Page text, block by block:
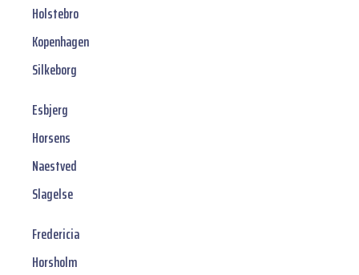
Holstebro
Kopenhagen
Silkeborg
Esbjerg
Horsens
Naestved
Slagelse
Fredericia
Horsholm